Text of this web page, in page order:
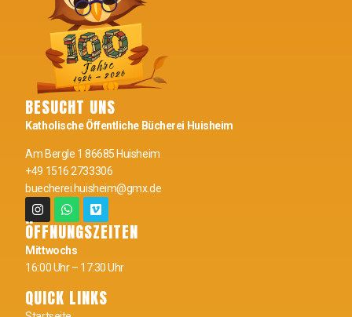
BESUCHT UNS
Katholische Öffentliche Bücherei Huisheim
Am Bergle 1 86685 Huisheim
+49 1516 2733306
buecherei.huisheim@gmx.de
ÖFFNUNGSZEITEN
Mittwochs
16:00 Uhr – 17:30 Uhr
QUICK LINKS